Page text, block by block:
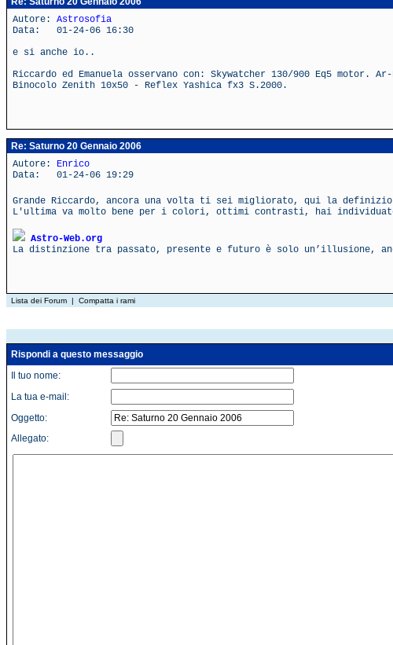
Autore: Astrosofia
Data: 01-24-06 16:30
e si anche io..
Riccardo ed Emanuela osservano con: Skywatcher 130/900 Eq5 motor.
Binocolo Zenith 10x50 - Reflex Yashica fx3 S.2000.
Re: Saturno 20 Gennaio 2006
Autore: Enrico
Data: 01-24-06 19:29
Grande Riccardo, ancora una volta ti sei migliorato, qui la
L'ultima va molto bene per i colori, ottimi contrasti, hai
Astro-Web.org
La distinzione tra passato, presente e futuro è solo un’illusione,
Lista dei Forum | Compatta i rami
Rispondi a questo messaggio
Il tuo nome:
La tua e-mail:
Oggetto:
Allegato: